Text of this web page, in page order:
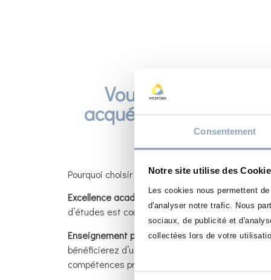
Consentement
Notre site utilise des
Les cookies nous permettent
d'analyser notre trafic. Nous
sociaux, de publicité et
collectées lors de votre
Vous êtes
acquérir des
affaires
Pourquoi choisir l’école Wesford ? Voici quelques
Excellence académique: Nous offrons une
d’études est conçu pour vous fournir les
Enseignement professionnel : Notre corps
bénéficierez d’un enseignement concret, basé
compétences pratiques qui vous permettront de